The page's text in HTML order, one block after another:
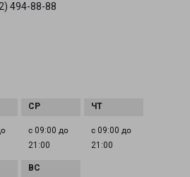
494-88-88
с 09:00 до
21:00
с 09:00 до
21:00